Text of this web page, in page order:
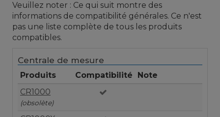
Veuillez noter : Ce qui suit montre des
informations de compatibilité générales. Ce n'est
pas une liste complète de tous les produits
compatibles.
Centrale de mesure
Produits Compatibilité
Note
CR1000
(obsolète)